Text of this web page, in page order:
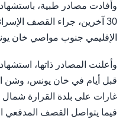
وأفادت مصادر طبية،
30 آخرين، جراء القصف
الإقليمي جنوب مواصي خان
وأعلنت المصادر ذاتها،
قبل أيام في خان يونس، وشن
غارات على بلدة القرارة
فيما يتواصل القصف المدفعي